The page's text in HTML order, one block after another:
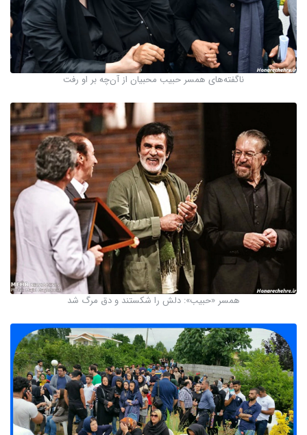
ناگفته‌های همسر حبیب محبیان از آن‌چه بر او رفت
همسر «حبیب»: دلش را شکستند و دق مرگ شد